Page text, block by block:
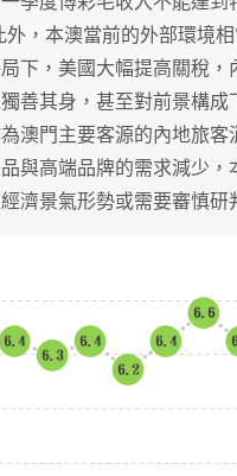
外，本澳當前的外部環境
下，美國大幅提高關稅
善其身，甚至對前景構
澳門主要客源的內地旅
與高端品牌的需求減少
濟景氣形勢或需要審慎研